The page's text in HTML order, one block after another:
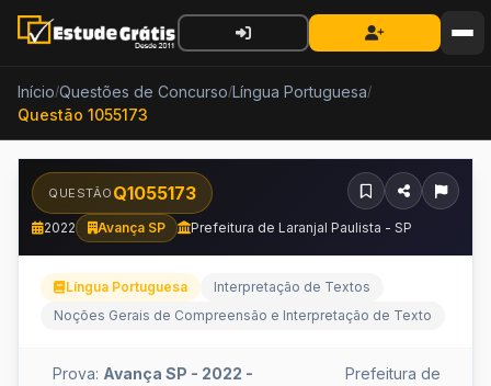
Início/Questões de Concurso/Língua Portuguesa/
Questão 1055173
QUESTÃO Q1055173
2022 Avança SP Prefeitura de Laranjal Paulista - SP
Língua Portuguesa
Interpretação de Textos
Noções Gerais de Compreensão e Interpretação de Texto
Prova: Avança SP - 2022 -
Prefeitura de